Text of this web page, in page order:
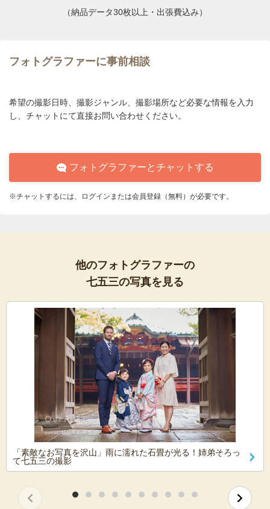
（納品データ30枚以上・出張費込み）
フォトグラファーに事前相談
希望の撮影日時、撮影ジャンル、撮影場所など必要な情報を入力
し、チャットにて直接お問い合わせください。
フォトグラファーとチャットする
※チャットするには、ログインまたは会員登録（無料）が必要です。
他のフォトグラファーの
七五三の写真を見る
「素敵なお写真を沢山」雨に濡れた石畳が光る！姉弟そろっ
て七五三の撮影